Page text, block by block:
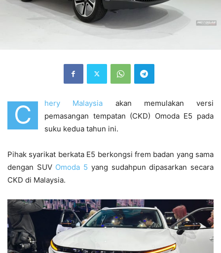
C hery Malaysia akan memulakan versi
pemasangan tempatan (CKD) Omoda E5 pada
suku kedua tahun ini.
Pihak syarikat berkata E5 berkongsi frem badan yang sama
dengan SUV Omoda 5 yang sudahpun dipasarkan secara
CKD di Malaysia.